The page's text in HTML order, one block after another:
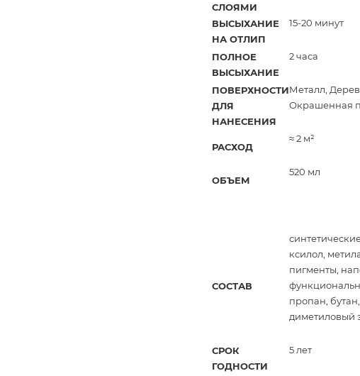
СЛОЯМИ
ВЫСЫХАНИЕ
НА ОТЛИП
15-20 минут
ПОЛНОЕ
ВЫСЫХАНИЕ
2 часа
ПОВЕРХНОСТИ
ДЛЯ
НАНЕСЕНИЯ
Металл,
Окрашенная
РАСХОД
≈ 2 м²
ОБЪЕМ
520 мл
СОСТАВ
ксилол,
пигменты,
пропан, бутан,
диметиловый
СРОК
ГОДНОСТИ
5 лет